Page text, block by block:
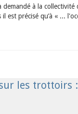
à la
est précisé qu’à « ...
les trottoirs